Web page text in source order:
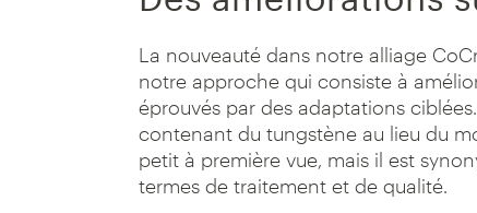
La nouveauté dans notre alliage
notre approche qui consiste à
éprouvés par des adaptations
contenant du tungstène au lieu du
petit à première vue, mais il est
termes de traitement et de qualité.